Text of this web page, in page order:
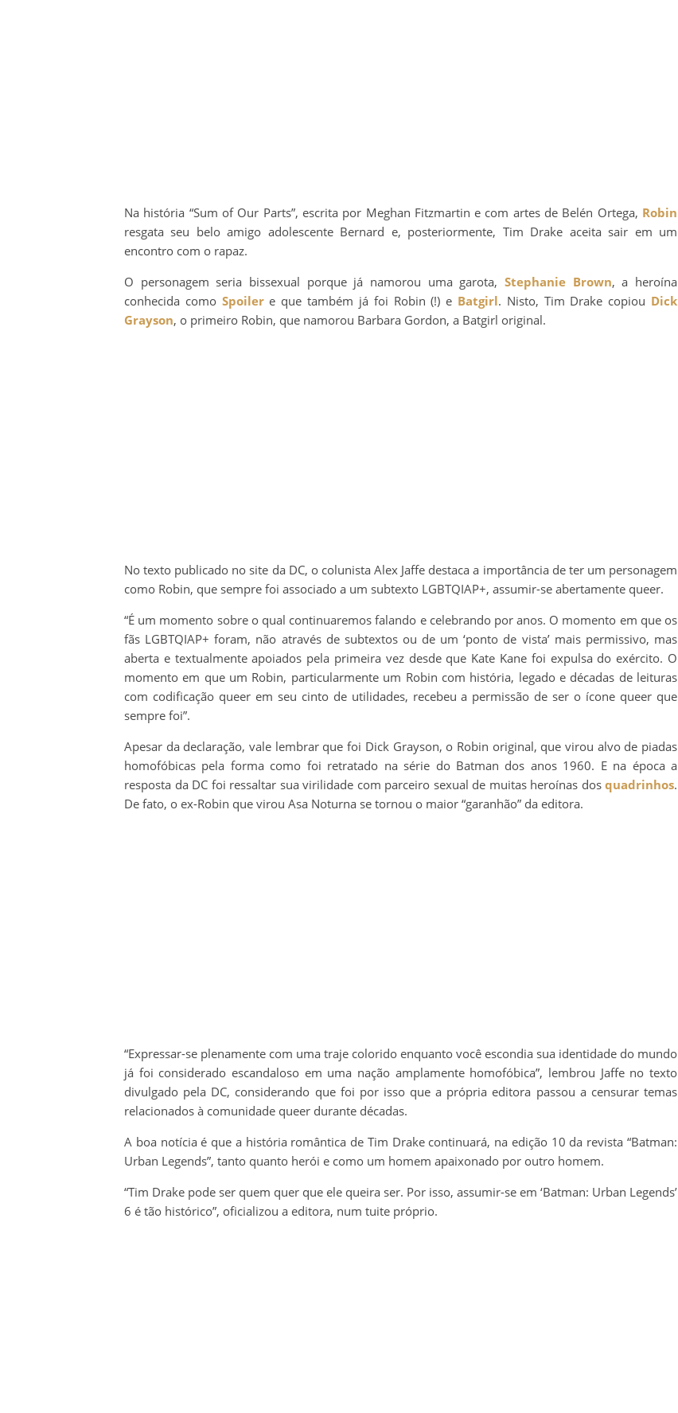
Na história “Sum of Our Parts”, escrita por Meghan Fitzmartin e com artes de Belén Ortega, Robin
resgata seu belo amigo adolescente Bernard e, posteriormente, Tim Drake aceita sair em um
encontro com o rapaz.
O personagem seria bissexual porque já namorou uma garota, Stephanie Brown, a heroína
conhecida como Spoilere que também já foi Robin (!) e Batgirl. Nisto, Tim Drake copiou Dick
Grayson, o primeiro Robin, que namorou Barbara Gordon, a Batgirl original.
No texto publicado no site da DC, o colunista Alex Jaffe destaca a importância de ter um personagem
como Robin, que sempre foi associado a um subtexto LGBTQIAP+, assumir-se abertamente queer.
“É um momento sobre o qual continuaremos falando e celebrando por anos. O momento em que os
fãs LGBTQIAP+ foram, não através de subtextos ou de um ‘ponto de vista’ mais permissivo, mas
aberta e textualmente apoiados pela primeira vez desde que Kate Kane foi expulsa do exército. O
momento em que um Robin, particularmente um Robin com história, legado e décadas de leituras
com codificação queer em seu cinto de utilidades, recebeu a permissão de ser o ícone queer que
sempre foi”.
Apesar da declaração, vale lembrar que foi Dick Grayson, o Robin original, que virou alvo de piadas
homofóbicas pela forma como foi retratado na série do Batman dos anos 1960. E na época a
resposta da DC foi ressaltar sua virilidade com parceiro sexual de muitas heroínas dos quadrinhos.
De fato, o ex-Robin que virou Asa Noturna se tornou o maior “garanhão” da editora.
“Expressar-se plenamente com uma traje colorido enquanto você escondia sua identidade do mundo
já foi considerado escandaloso em uma nação amplamente homofóbica”, lembrou Jaffe no texto
divulgado pela DC, considerando que foi por isso que a própria editora passou a censurar temas
relacionados à comunidade queer durante décadas.
A boa notícia é que a história romântica de Tim Drake continuará, na edição 10 da revista “Batman:
Urban Legends”, tanto quanto herói e como um homem apaixonado por outro homem.
“Tim Drake pode ser quem quer que ele queira ser. Por isso, assumir-se em ‘Batman: Urban Legends’
6 é tão histórico”, oficializou a editora, num tuite próprio.